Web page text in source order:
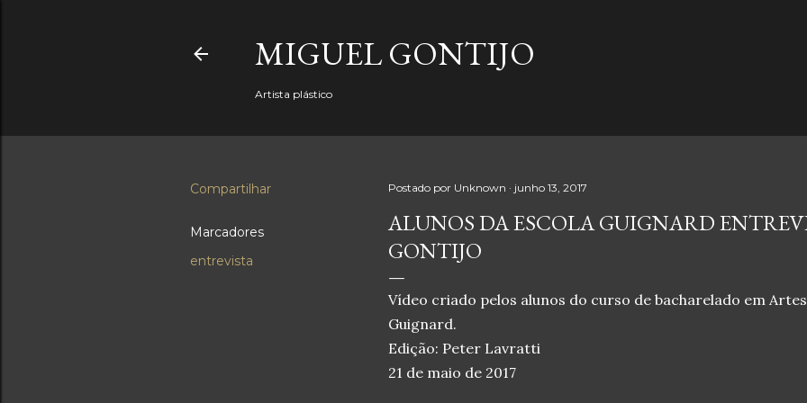
MIGUEL GONTIJO
Artista plástico
Compartilhar
Marcadores
entrevista
Postado por Unknown junho 13, 2017
ALUNOS DA ESCOLA GUIGNARD
GONTIJO
Vídeo criado pelos alunos do curso de bacharelado em
Guignard.
Edição: Peter Lavratti
21 de maio de 2017